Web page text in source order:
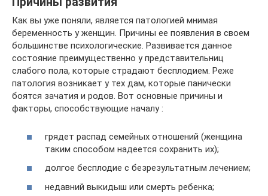
Как вы уже поняли, является патологией мнимая
беременность у женщин. Причины ее появления в своем
большинстве психологические. Развивается данное
состояние преимущественно у представительниц
слабого пола, которые страдают бесплодием. Реже
патология возникает у тех дам, которые панически
боятся зачатия и родов. Вот основные причины и
факторы, способствующие началу :
грядет распад семейных отношений (женщина
таким способом надеется сохранить их);
долгое бесплодие с безрезультатным лечением;
недавний выкидыш или смерть ребенка;